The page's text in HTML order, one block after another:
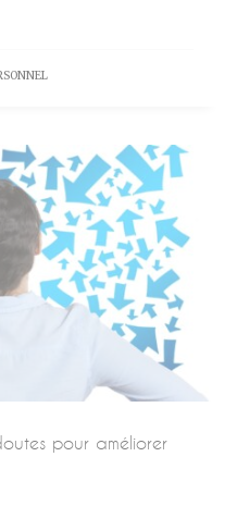
pour améliorer